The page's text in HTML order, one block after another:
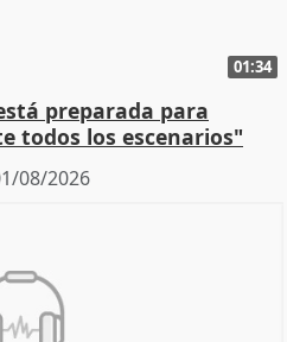
01:34
preparada para
todos los escenarios"
08/2026